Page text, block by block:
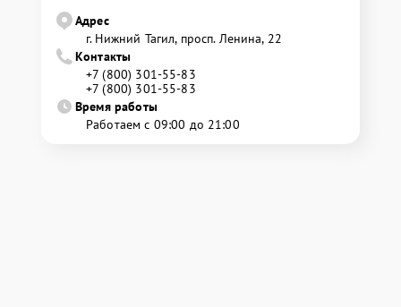
Адрес
г. Нижний Тагил, просп. Ленина, 22
Контакты
+7 (800) 301-55-83
+7 (800) 301-55-83
Время работы
Работаем с 09:00 до 21:00